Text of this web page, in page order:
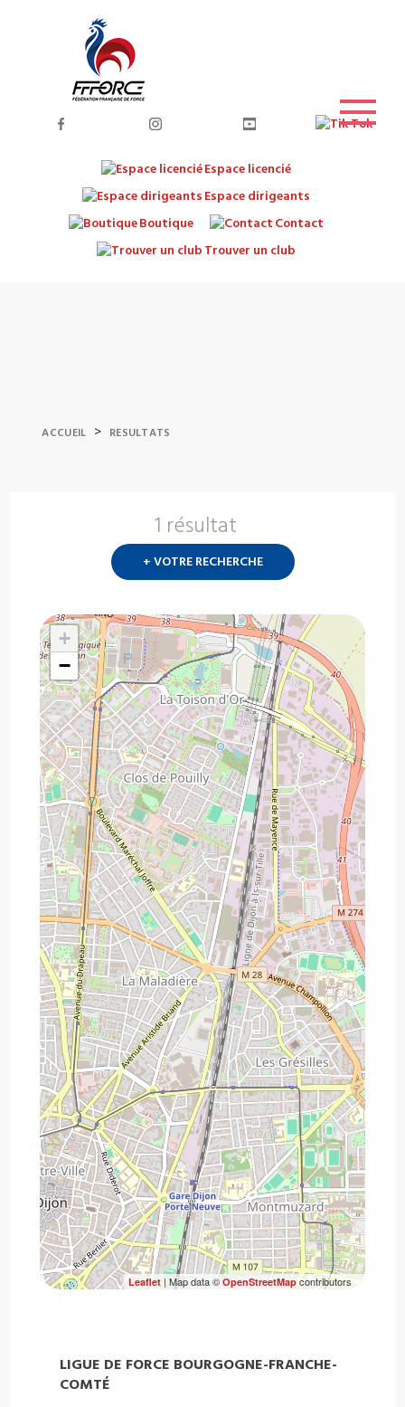
Espace licencié
Espace dirigeants
Boutique
Contact
Trouver un club
ACCUEIL > RESULTATS
1 résultat
+ VOTRE RECHERCHE
+
−
Leaflet| Map data ©OpenStreetMapcontributors
LIGUE DE FORCE BOURGOGNE-FRANCHE-
COMTÉ